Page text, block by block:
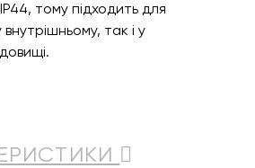
тому підходить для
так і у